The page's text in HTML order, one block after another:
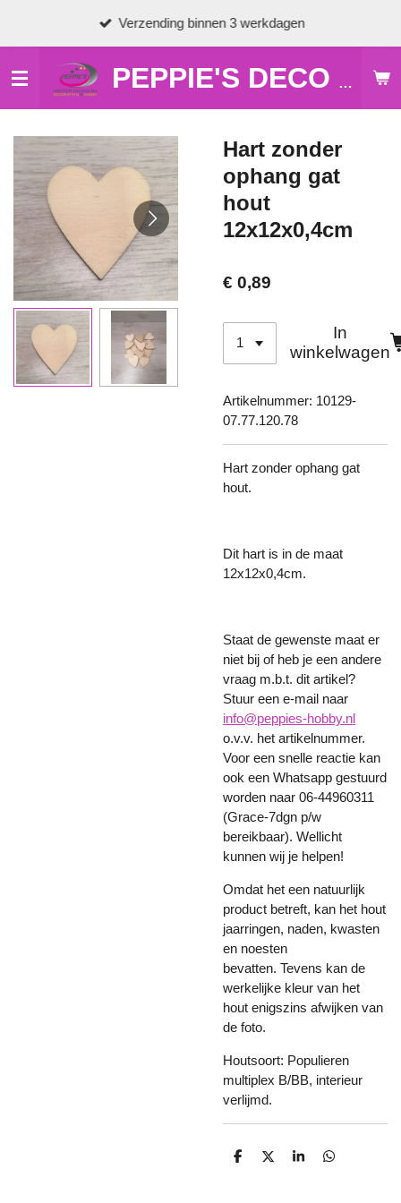
de
hoofdinhoud
PEPPIE'S DECO & HOBBY
Verzending binnen 3 werkdagen
Hart zonder
ophang gat
hout
12x12x0,4cm
€ 0,89
In
winkelwagen
Artikelnummer: 10129-
07.77.120.78
Hart zonder ophang gat
hout.
Dit hart is in de maat
12x12x0,4cm.
Staat de gewenste maat er
niet bij of heb je een andere
vraag m.b.t. dit artikel?
Stuur een e-mail naar
info@peppies-hobby.nl
o.v.v. het artikelnummer.
Voor een snelle reactie kan
ook een Whatsapp gestuurd
worden naar 06-44960311
(Grace-7dgn p/w
bereikbaar). Wellicht
kunnen wij je helpen!
Omdat het een natuurlijk
product betreft, kan het hout
jaarringen, naden, kwasten
en noesten
bevatten. Tevens kan de
werkelijke kleur van het
hout enigszins afwijken van
de foto.
Houtsoort: Populieren
multiplex B/BB, interieur
verlijmd.
D
D
S
D